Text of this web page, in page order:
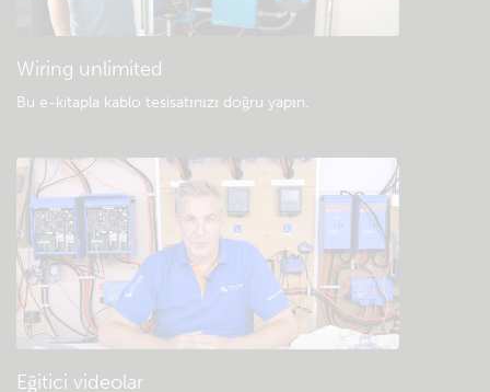
Wiring unlimited
Bu e-kitapla kablo tesisatınızı doğru yapın.
Eğitici videolar